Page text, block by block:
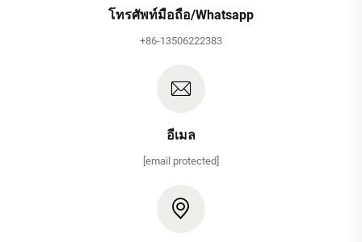
โทรศัพท์มือถือ/Whatsapp
+86-13506222383
อีเมล
[email protected]